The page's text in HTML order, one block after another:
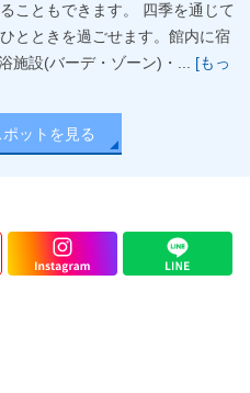
こともできます。 四季を通じて
とときを過ごせます。館内に宿
施設(バーデ・ゾーン)・... [もっ
ポットを見る